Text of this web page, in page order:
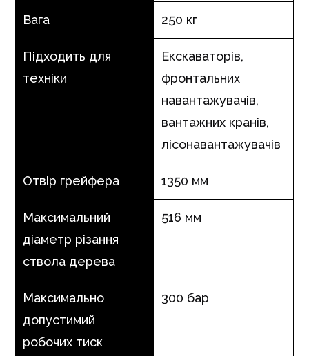
Вага 250 кг
Підходить для
техніки
Екскаваторів,
фронтальних
навантажувачів,
вантажних кранів,
лісонавантажувачів
Отвір грейфера 1350 мм
Максимальний
діаметр різання
ствола дерева
516 мм
Максимально
допустимий
робочих тиск
300 бар